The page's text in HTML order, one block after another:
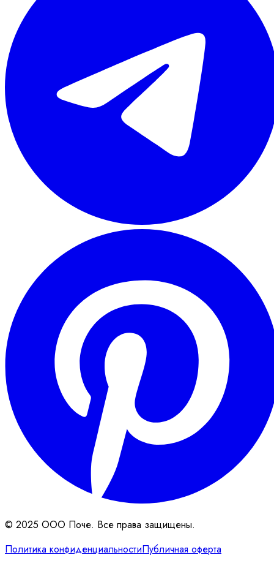
© 2025 ООО Поче. Все права защищены.
Политика конфиденциальностиПубличная оферта